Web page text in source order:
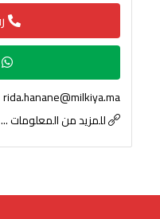
rida.hanane@milkiya.ma
للمزيد من المعلومات ...